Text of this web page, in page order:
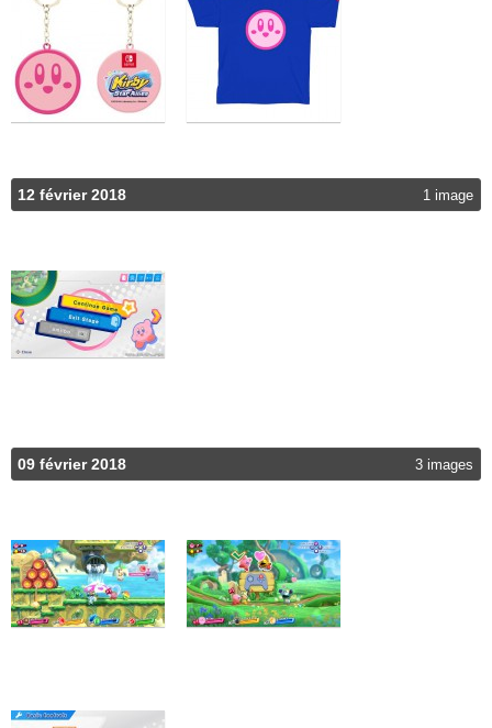
12 février 2018 1 image
09 février 2018 3 images